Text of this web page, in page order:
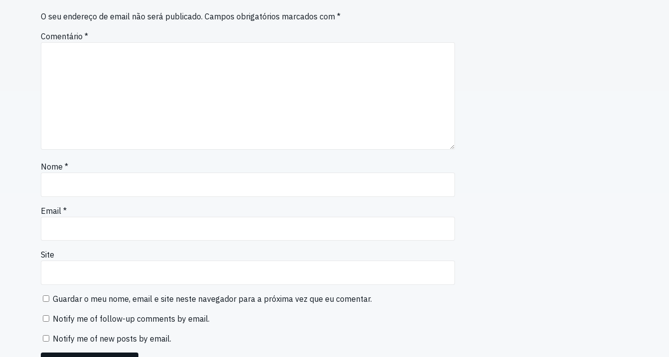
O seu endereço de email não será publicado. Campos obrigatórios marcados com *
Comentário *
Nome *
Email *
Site
Guardar o meu nome, email e site neste navegador para a próxima vez que eu comentar.
Notify me of follow-up comments by email.
Notify me of new posts by email.